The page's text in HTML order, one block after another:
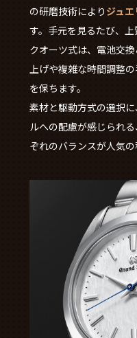
の研磨技術により ジュ
す。手元を見るたび、上
クオーツ式は、電池交
上げや複雑な時間調整
を保ちます。
素材と駆動方式の選択
ルへの配慮が感じられ
ぞれのバランスが人気の